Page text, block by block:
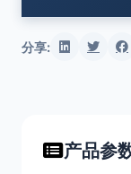
分享:
产品参